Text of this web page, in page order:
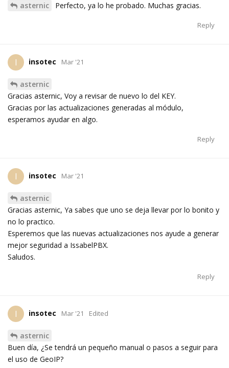
asternic Perfecto, ya lo he probado. Muchas gracias.
Reply
I insotec Mar '21
asternic
Gracias asternic, Voy a revisar de nuevo lo del KEY.
Gracias por las actualizaciones generadas al módulo,
esperamos ayudar en algo.
Reply
I insotec Mar '21
asternic
Gracias asternic, Ya sabes que uno se deja llevar por lo bonito y
no lo practico.
Esperemos que las nuevas actualizaciones nos ayude a generar
mejor seguridad a IssabelPBX.
Saludos.
Reply
I insotec Mar '21 Edited
asternic
Buen día, ¿Se tendrá un pequeño manual o pasos a seguir para
el uso de GeoIP?